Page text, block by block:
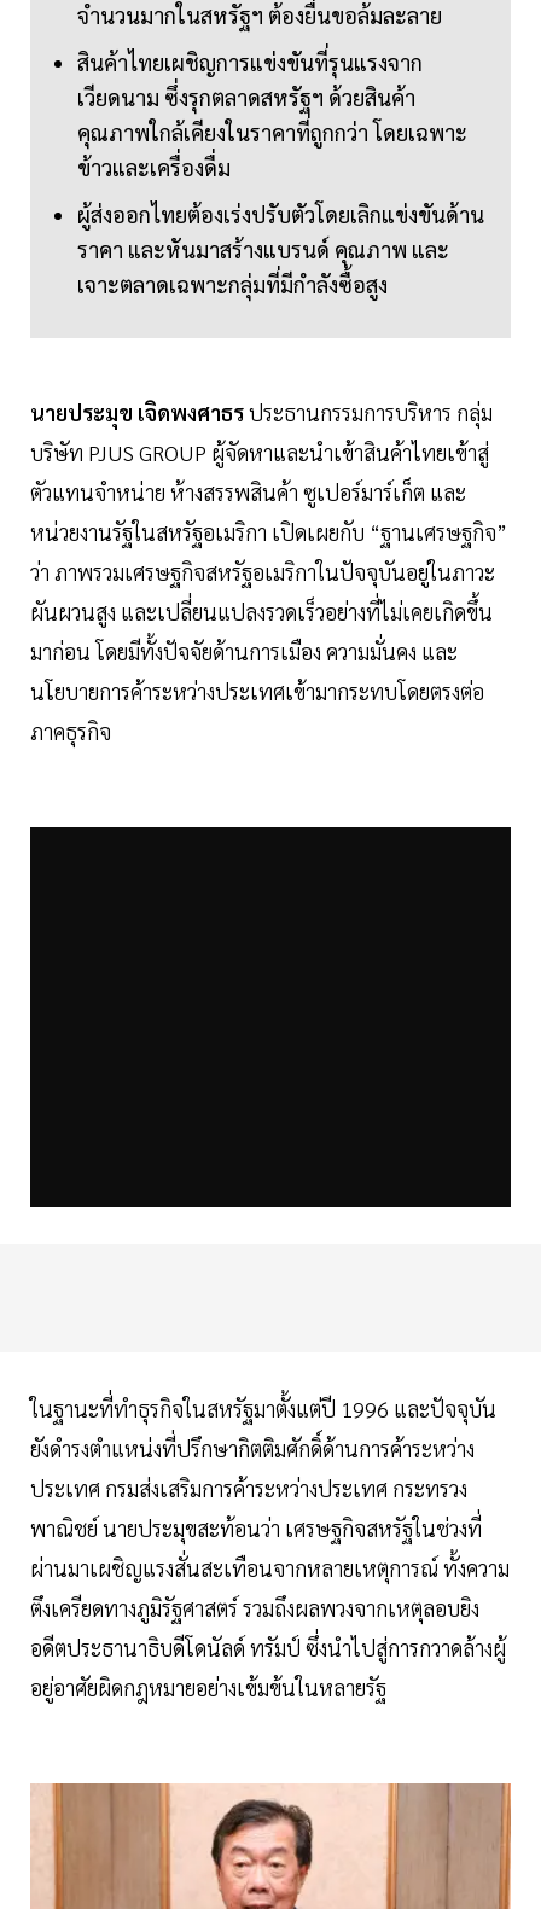
จำนวนมากในสหรัฐฯ ต้องยื่นขอล้มละลาย
สินค้าไทยเผชิญการแข่งขันที่รุนแรงจาก
เวียดนาม ซึ่งรุกตลาดสหรัฐฯ ด้วยสินค้า
คุณภาพใกล้เคียงในราคาที่ถูกกว่า โดยเฉพาะ
ข้าวและเครื่องดื่ม
ผู้ส่งออกไทยต้องเร่งปรับตัวโดยเลิกแข่งขันด้าน
ราคา และหันมาสร้างแบรนด์ คุณภาพ และ
เจาะตลาดเฉพาะกลุ่มที่มีกำลังซื้อสูง
นายประมุข เจิดพงศาธรประธานกรรมการบริหาร กลุ่ม
บริษัท PJUS GROUP ผู้จัดหาและนำเข้าสินค้าไทยเข้าสู่
ตัวแทนจำหน่าย ห้างสรรพสินค้า ซูเปอร์มาร์เก็ต และ
หน่วยงานรัฐในสหรัฐอเมริกา เปิดเผยกับ “ฐานเศรษฐกิจ”
ว่า ภาพรวมเศรษฐกิจสหรัฐอเมริกาในปัจจุบันอยู่ในภาวะ
ผันผวนสูง และเปลี่ยนแปลงรวดเร็วอย่างที่ไม่เคยเกิดขึ้น
มาก่อน โดยมีทั้งปัจจัยด้านการเมือง ความมั่นคง และ
นโยบายการค้าระหว่างประเทศเข้ามากระทบโดยตรงต่อ
ภาคธุรกิจ
ในฐานะที่ทำธุรกิจในสหรัฐมาตั้งแต่ปี 1996 และปัจจุบัน
ยังดำรงตำแหน่งที่ปรึกษากิตติมศักดิ์ด้านการค้าระหว่าง
ประเทศ กรมส่งเสริมการค้าระหว่างประเทศ กระทรวง
พาณิชย์ นายประมุขสะท้อนว่า เศรษฐกิจสหรัฐในช่วงที่
ผ่านมาเผชิญแรงสั่นสะเทือนจากหลายเหตุการณ์ ทั้งความ
ตึงเครียดทางภูมิรัฐศาสตร์ รวมถึงผลพวงจากเหตุลอบยิง
อดีตประธานาธิบดีโดนัลด์ ทรัมป์ ซึ่งนำไปสู่การกวาดล้างผู้
อยู่อาศัยผิดกฎหมายอย่างเข้มข้นในหลายรัฐ